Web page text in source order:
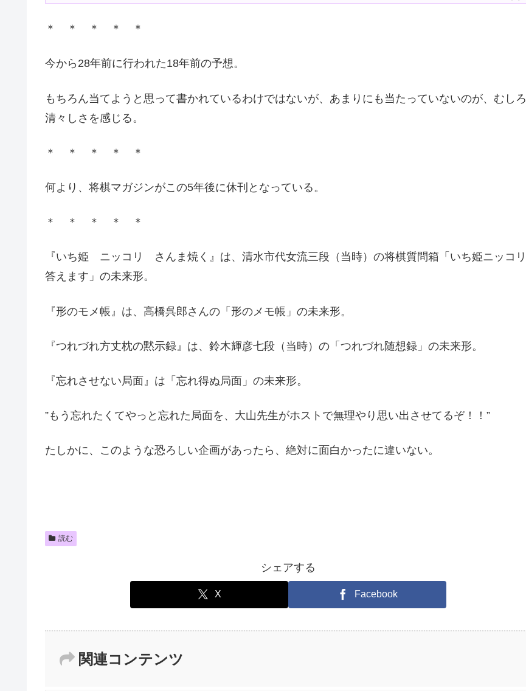
＊ ＊ ＊ ＊ ＊
今から28年前に行われた18年前の予想。
もちろん当てようと思って書かれているわけではないが、あまりにも当たっていないのが、むしろ
清々しさを感じる。
＊ ＊ ＊ ＊ ＊
何より、将棋マガジンがこの5年後に休刊となっている。
＊ ＊ ＊ ＊ ＊
『いち姫 ニッコリ さんま焼く』は、清水市代女流三段（当時）の将棋質問箱「いち姫ニッコリ
答えます」の未来形。
『形のモメ帳』は、高橋呉郎さんの「形のメモ帳」の未来形。
『つれづれ方丈枕の黙示録』は、鈴木輝彦七段（当時）の「つれづれ随想録」の未来形。
『忘れさせない局面』は「忘れ得ぬ局面」の未来形。
”もう忘れたくてやっと忘れた局面を、大山先生がホストで無理やり思い出させてるぞ！！”
たしかに、このような恐ろしい企画があったら、絶対に面白かったに違いない。
読む
シェアする
X Facebook
関連コンテンツ